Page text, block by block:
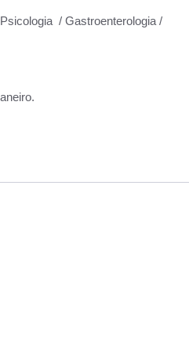
/ Gastroenterologia /